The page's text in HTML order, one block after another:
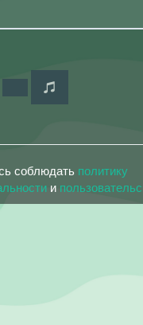
соблюдать политику
и